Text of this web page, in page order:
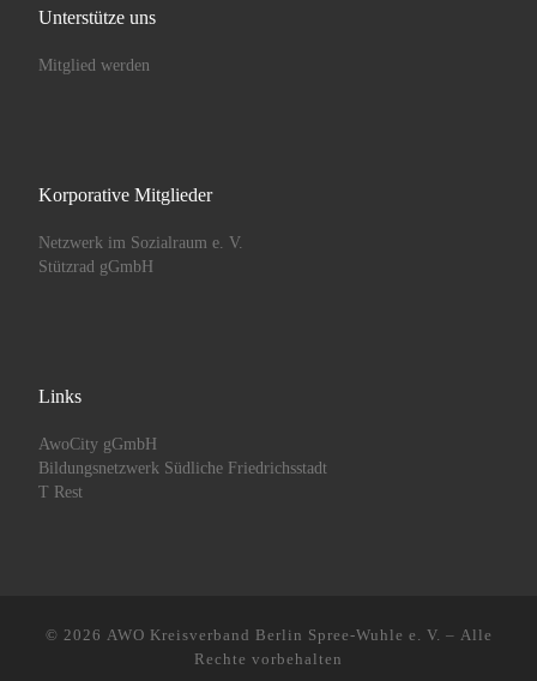
Unterstütze uns
Mitglied werden
Korporative Mitglieder
Netzwerk im Sozialraum e. V.
Stützrad gGmbH
Links
AwoCity gGmbH
Bildungsnetzwerk Südliche Friedrichsstadt
T Rest
© 2026 AWO Kreisverband Berlin Spree-Wuhle e. V. – Alle
Rechte vorbehalten